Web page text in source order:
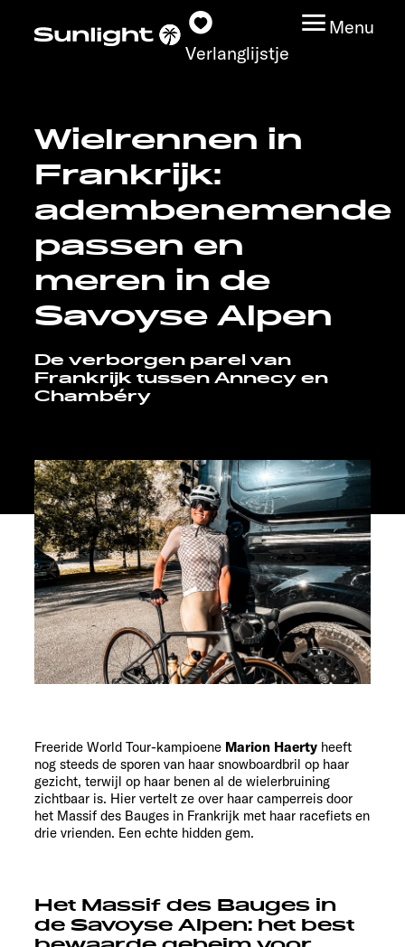
Verlanglijstje
Menu
Modeloverzicht
Configurator
Vind jouw Sunlight
Vind jouw dealer
Service
Wielrennen in
Frankrijk:
adembenemende
passen en
meren in de
Savoyse Alpen
De verborgen parel van
Frankrijk tussen Annecy en
Chambéry
Freeride World Tour-kampioene Marion Haerty heeft
nog steeds de sporen van haar snowboardbril op haar
gezicht, terwijl op haar benen al de wielerbruining
zichtbaar is. Hier vertelt ze over haar camperreis door
het Massif des Bauges in Frankrijk met haar racefiets en
drie vrienden. Een echte hidden gem.
Het Massif des Bauges in
de Savoyse Alpen: het best